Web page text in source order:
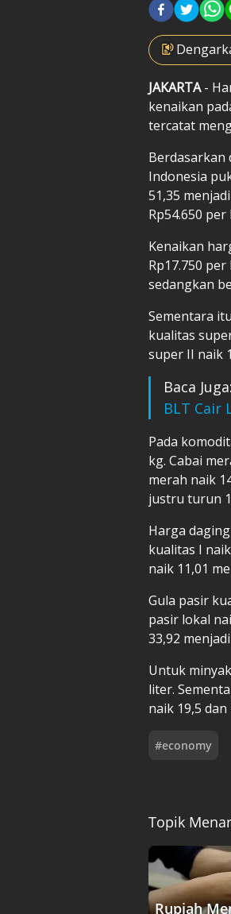
JAKARTA-
kenaikan
tercatat
Berdasarkan
Indonesia
51,35
Rp54.650 per
Kenaikan
Rp17.750
sedangkan
Sementara
kualitas
super II naik
Baca Juga:
BLT Cair
Pada
kg. Cabai
merah naik
justru turun
Harga
kualitas I
naik 11,01
Gula pasir
pasir lokal
33,92
Untuk
liter.
naik 19,5
#economy
Topik
Rupiah